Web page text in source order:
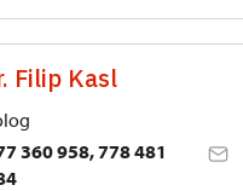
Plzeň 30100
Filip Kasl
360 958, 778 481